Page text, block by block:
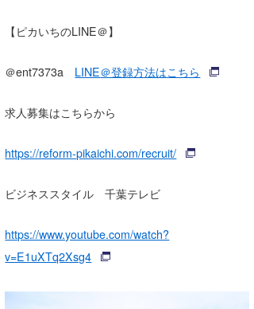
【ピカいちのLINE＠】
＠ent7373a LINE＠登録方法はこちら
求人募集はこちらから
https://reform-pikaichi.com/recruit/
ビジネススタイル 千葉テレビ
https://www.youtube.com/watch?
v=E1uXTq2Xsg4